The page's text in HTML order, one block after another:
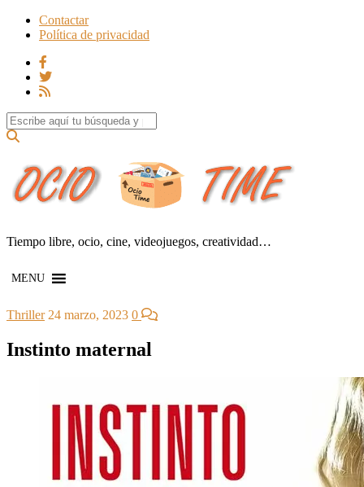
Contactar
Política de privacidad
Search for:
Tiempo libre, ocio, cine, videojuegos, creatividad…
MENU
Thriller 24 marzo, 2023 0
Instinto maternal